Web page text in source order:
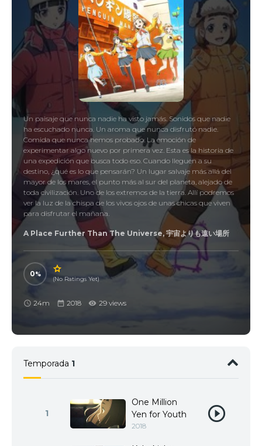
Un paisaje que nunca nadie ha visto jamás. Sonidos que nadie
ha escuchado nunca. Un aroma que nunca disfrutó nadie.
Comida que nunca hemos probado. La emoción de
experimentar algo nuevo por primera vez. Esta es la historia de
una expedición que busca todo eso. Cuando lleguen a su
destino, ¿qué es lo que pensarán? Un lugar salvaje más allá del
mayor de los mares, el punto más al sur del planeta, alejado de
toda civilización. Uno de los extremos de la tierra. Allí podremos
ver la luz de la chispa de los vivos ojos de unas chicas que viven
para disfrutar el mañana.
A Place Further Than The Universe, 宇宙よりも遠い場所
0
(No Ratings Yet)
24m 2018 29 views
Temporada 1
1
One Million
Yen for Youth
2018